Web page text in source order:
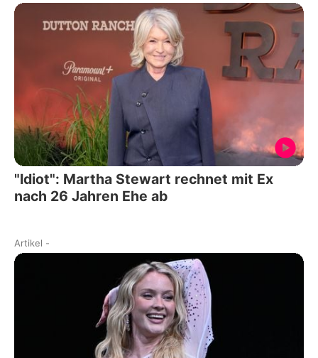
"Idiot": Martha Stewart rechnet mit Ex
nach 26 Jahren Ehe ab
Artikel -